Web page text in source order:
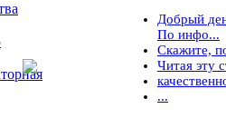
Добрый
По инфо...
Скажите,
Читая эту
...